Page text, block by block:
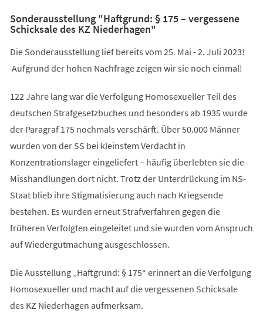
Sonderausstellung "Haftgrund: § 175 – vergessene
Schicksale des KZ Niederhagen"
Die Sonderausstellung lief bereits vom 25. Mai - 2. Juli 2023!
Aufgrund der hohen Nachfrage zeigen wir sie noch einmal!
122 Jahre lang war die Verfolgung Homosexueller Teil des
deutschen Strafgesetzbuches und besonders ab 1935 wurde
der Paragraf 175 nochmals verschärft. Über 50.000 Männer
wurden von der SS bei kleinstem Verdacht in
Konzentrationslager eingeliefert – häufig überlebten sie die
Misshandlungen dort nicht. Trotz der Unterdrückung im NS-
Staat blieb ihre Stigmatisierung auch nach Kriegsende
bestehen. Es wurden erneut Strafverfahren gegen die
früheren Verfolgten eingeleitet und sie wurden vom Anspruch
auf Wiedergutmachung ausgeschlossen.
Die Ausstellung „Haftgrund: § 175“ erinnert an die Verfolgung
Homosexueller und macht auf die vergessenen Schicksale
des KZ Niederhagen aufmerksam.